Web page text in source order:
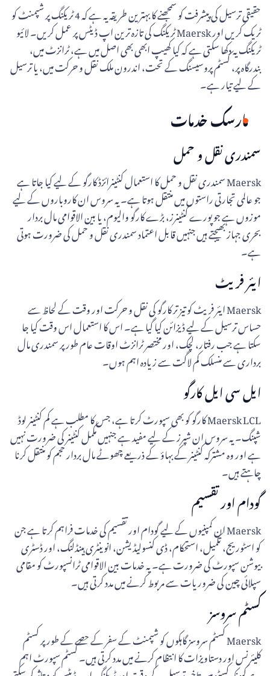
حقیقی ترسیل کی پیشرفت کو سمجھنے کا بہترین طریقہ یہ ہے کہ 4 ٹریکنگ پر شپمنٹ کو
ٹریک کریں اور Maersk ٹریکنگ کی تازہ ترین اپ ڈیٹس پر عمل کریں۔ لائیو
ٹریکنگ یہ دکھا سکتی ہے کہ کیا کھیپ ابھی بھی اصل میں ہے، ٹرانزٹ میں،
بندرگاہ پر، کسٹم پروسیسنگ کے تحت، اندرون ملک نقل و حرکت میں، یا ترسیل
کے لیے تیار ہے۔
مارسک خدمات
سمندری نقل و حمل
Maersk سمندری نقل و حمل کا استعمال کنٹینرائزڈ کارگو کے لیے کیا جاتا ہے
جو عالمی تجارتی راستوں میں منتقل ہوتا ہے۔ یہ سروس ان کاروباروں کے لیے
موزوں ہے جو پورے کنٹینرز، بڑے کارگو والیوم، یا بین الاقوامی مال بردار
بحری جہاز بھیجتے ہیں جنہیں قابل اعتماد سمندری نقل و حمل کی ضرورت ہوتی
ہے۔
ایئر فریٹ
Maersk ایئر فریٹ کو تیز تر کارگو کی نقل و حرکت اور وقت کے لحاظ سے
حساس ترسیل کے لیے ڈیزائن کیا گیا ہے۔ اس کا استعمال اس وقت کیا جا
سکتا ہے جب رفتار، لچک، اور مختصر ٹرانزٹ اوقات عام طور پر سمندری مال
برداری سے منسلک کم لاگت سے زیادہ اہم ہوں۔
ایل سی ایل کارگو
Maersk LCL کارگو کو بھی سپورٹ کرتا ہے، جس کا مطلب ہے کم کنٹینر لوڈ
شپنگ۔ یہ سروس ان شپرز کے لیے مفید ہے جنہیں مکمل کنٹینر کی ضرورت نہیں
ہے اور وہ مشترکہ کنٹینر کے بہاؤ کے ذریعے چھوٹے مال بردار حجم کو منتقل کرنا
چاہتے ہیں۔
گودام اور تقسیم
Maersk ان کمپنیوں کے لیے گودام اور تقسیم کی خدمات فراہم کرتا ہے جن
کو اسٹوریج، تکمیل، استحکام، ڈی کنسولیڈیشن، انوینٹری ہینڈلنگ، اور ڈسٹری
بیوشن سپورٹ کی ضرورت ہے۔ یہ خدمات بین الاقوامی ٹرانسپورٹ کو مقامی
سپلائی چین کی ضروریات سے مربوط کرنے میں مدد کرتی ہیں۔
کسٹم سروسز
Maersk کسٹم سروسز گاہکوں کو شپمنٹ کے سفر کے حصے کے طور پر کسٹم
کلیئرنس اور دستاویزات کا انتظام کرنے میں مدد کرتی ہیں۔ کسٹم سپورٹ اہم